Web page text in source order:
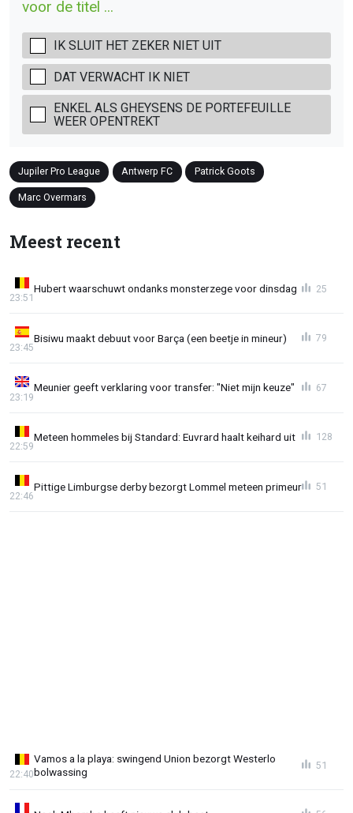
voor de titel ...
IK SLUIT HET ZEKER NIET UIT
DAT VERWACHT IK NIET
ENKEL ALS GHEYSENS DE PORTEFEUILLE
WEER OPENTREKT
Jupiler Pro League Antwerp FC Patrick Goots
Marc Overmars
Meest recent
Hubert waarschuwt ondanks monsterzege voor dinsdag
23:51
25
Bisiwu maakt debuut voor Barça (een beetje in mineur)
23:45
79
Meunier geeft verklaring voor transfer: "Niet mijn keuze"
23:19
67
Meteen hommeles bij Standard: Euvrard haalt keihard uit
22:59
128
Pittige Limburgse derby bezorgt Lommel meteen primeur
22:46
51
Vamos a la playa: swingend Union bezorgt Westerlo
bolwassing
22:40
51